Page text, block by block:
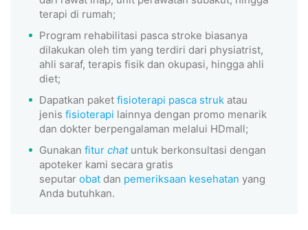
terapi di rumah;
Program rehabilitasi pasca stroke biasanya
dilakukan oleh tim yang terdiri dari physiatrist,
ahli saraf, terapis fisik dan okupasi, hingga ahli
diet;
Dapatkan paket fisioterapi pasca struk atau
jenis fisioterapi lainnya dengan promo menarik
dan dokter berpengalaman melalui HDmall;
Gunakan fitur chatuntuk berkonsultasi dengan
apoteker kami secara gratis
seputar obat dan pemeriksaan kesehatan yang
Anda butuhkan.